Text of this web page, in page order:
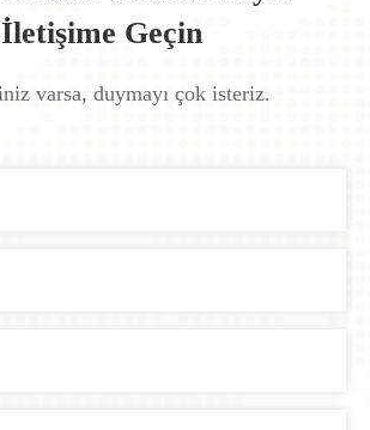
İletişime Geçin
varsa, duymayı çok isteriz.